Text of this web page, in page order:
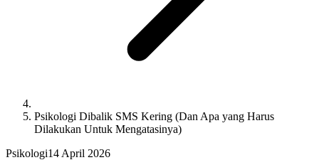
Psikologi Dibalik SMS Kering (Dan Apa yang Harus
Dilakukan Untuk Mengatasinya)
Psikologi14 April 2026